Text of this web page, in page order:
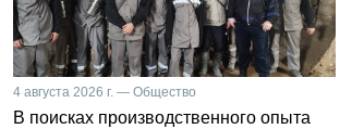
4 августа 2026 г. — Общество
В поисках производственного опыта